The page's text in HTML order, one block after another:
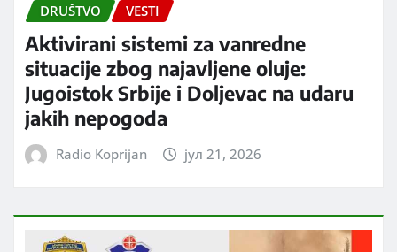
DRUŠTVO VESTI
Aktivirani sistemi za vanredne
situacije zbog najavljene oluje:
Jugoistok Srbije i Doljevac na udaru
jakih nepogoda
Radio Koprijan јул 21, 2026